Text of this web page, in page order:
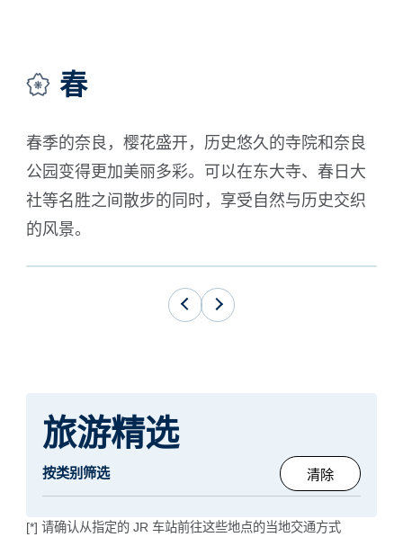
春
春季的奈良，樱花盛开，历史悠久的寺院和奈良
公园变得更加美丽多彩。可以在东大寺、春日大
社等名胜之间散步的同时，享受自然与历史交织
的风景。
旅游精选
按类别筛选 清除
[*] 请确认从指定的 JR 车站前往这些地点的当地交通方式